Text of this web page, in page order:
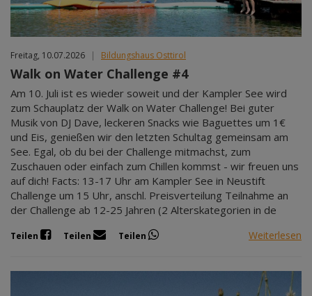
Freitag, 10.07.2026 | Bildungshaus Osttirol
Walk on Water Challenge #4
Am 10. Juli ist es wieder soweit und der Kampler See wird
zum Schauplatz der Walk on Water Challenge! Bei guter
Musik von DJ Dave, leckeren Snacks wie Baguettes um 1€
und Eis, genießen wir den letzten Schultag gemeinsam am
See. Egal, ob du bei der Challenge mitmachst, zum
Zuschauen oder einfach zum Chillen kommst - wir freuen uns
auf dich! Facts: 13-17 Uhr am Kampler See in Neustift
Challenge um 15 Uhr, anschl. Preisverteilung Teilnahme an
der Challenge ab 12-25 Jahren (2 Alterskategorien in de
Teilen Teilen Teilen Weiterlesen